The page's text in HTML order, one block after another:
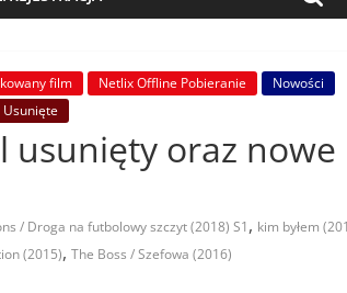
film Netlix Offline Pobieranie
Nowości
Usunięte
usunięty oraz nowe
/ Droga na futbolowy szczyt (2018) S1, kim byłem
(2015), The Boss / Szefowa (2016)